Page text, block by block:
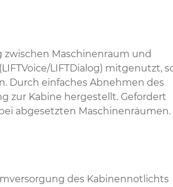
Maschinenraum und
LIFTDialog) mitgenutzt,
Durch einfaches Abnehmen des
zur Kabine hergestellt. Gefordert
abgesetzten Maschinenräumen.
des Kabinennotlichts